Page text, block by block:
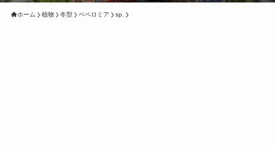
ホーム 植物 冬型 ペペロミア sp.